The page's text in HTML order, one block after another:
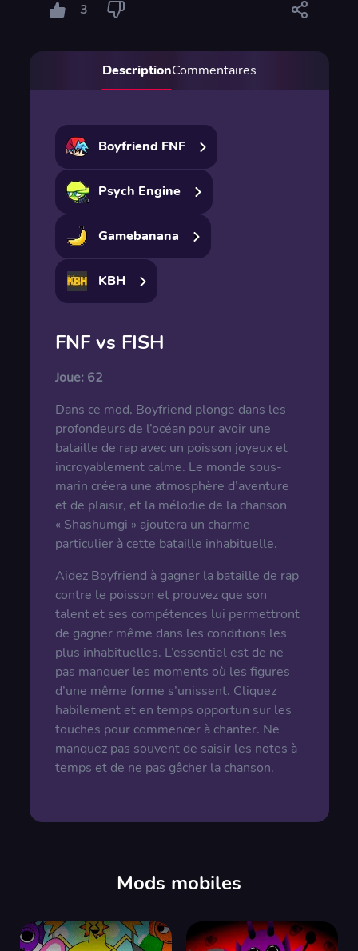
3
DescriptionCommentaires
Boyfriend FNF
Psych Engine
Gamebanana
KBH
FNF vs FISH
Joue: 62
Dans ce mod, Boyfriend plonge dans les
profondeurs de l’océan pour avoir une
bataille de rap avec un poisson joyeux et
incroyablement calme. Le monde sous-
marin créera une atmosphère d’aventure
et de plaisir, et la mélodie de la chanson
« Shashumgi » ajoutera un charme
particulier à cette bataille inhabituelle.
Aidez Boyfriend à gagner la bataille de rap
contre le poisson et prouvez que son
talent et ses compétences lui permettront
de gagner même dans les conditions les
plus inhabituelles. L’essentiel est de ne
pas manquer les moments où les figures
d’une même forme s’unissent. Cliquez
habilement et en temps opportun sur les
touches pour commencer à chanter. Ne
manquez pas souvent de saisir les notes à
temps et de ne pas gâcher la chanson.
Mods mobiles